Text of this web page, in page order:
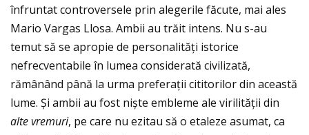
înfruntat controversele prin alegerile făcute, mai ales
Mario Vargas Llosa. Ambii au trăit intens. Nu s-au
temut să se apropie de personalităţi istorice
nefrecventabile în lumea considerată civilizată,
rămânând până la urma preferaţii cititorilor din această
lume. Şi ambii au fost niște embleme ale virilităţii din
alte vremuri, pe care nu ezitau să o etaleze asumat, ca